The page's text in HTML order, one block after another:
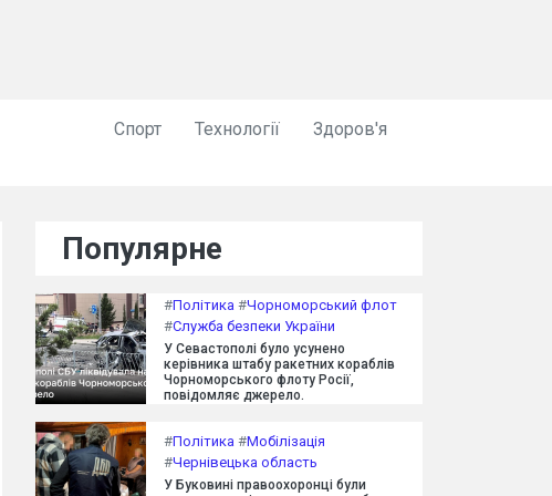
Спорт Технології Здоров'я
Популярне
#Політика #Чорноморський флот
#Служба безпеки України
У Севастополі було усунено
керівника штабу ракетних кораблів
Чорноморського флоту Росії,
повідомляє джерело.
#Політика #Мобілізація
#Чернівецька область
У Буковині правоохоронці були